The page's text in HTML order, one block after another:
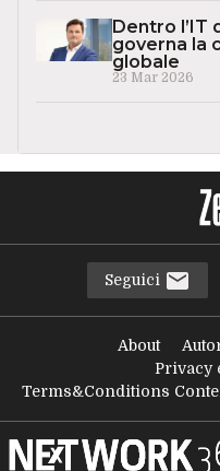
Dentro l’IT
governa la
globale
23 Mar 2026
Seguici
About
Privacy
Terms&Conditions